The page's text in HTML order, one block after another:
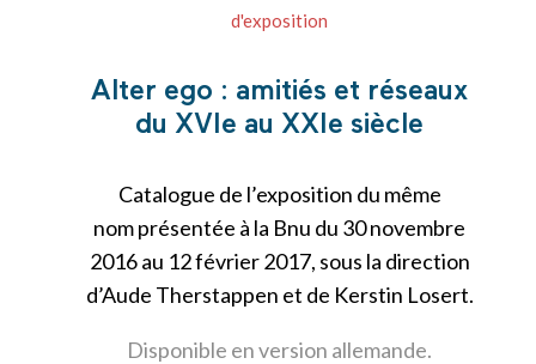
d'exposition
Alter ego : amitiés et réseaux
du XVIe au XXIe siècle
Catalogue de l’exposition du même
nomprésentée à la Bnu du 30 novembre
2016 au 12 février 2017, sous la direction
d’Aude Therstappen et de Kerstin Losert.
Disponible en version allemande.